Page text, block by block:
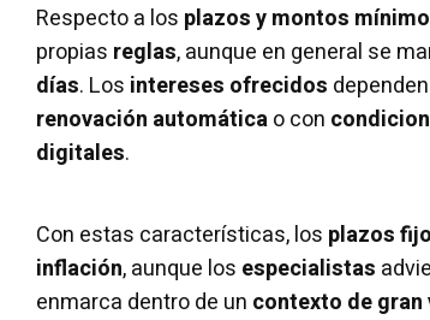
Respecto a los plazos y montos
propias reglas, aunque en general se
días. Los intereses ofrecidos
renovación automáticao con
digitales.
Con estas características, los plazos
inflación, aunque los especialistas
enmarca dentro de un contexto de